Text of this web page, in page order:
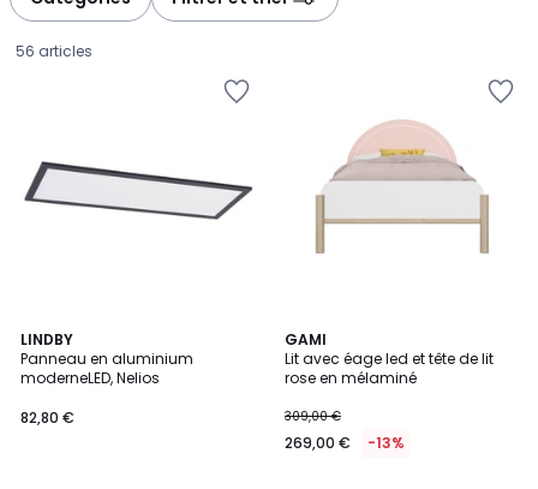
56 articles
LINDBY
Panneau en aluminium
moderneLED, Nelios
€.
82,80 €
GAMI
Lit avec éage led et tête de lit
rose en mélaminé
309,00 €
269,00 € -13%